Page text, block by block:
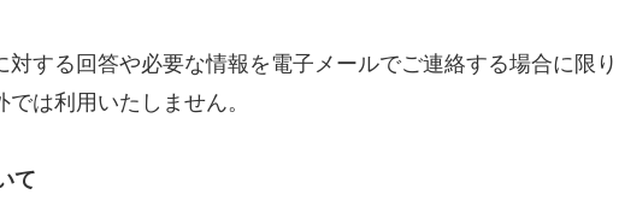
する回答や必要な情報を電子メールでご連絡する場合に限り
は利用いたしません。
て